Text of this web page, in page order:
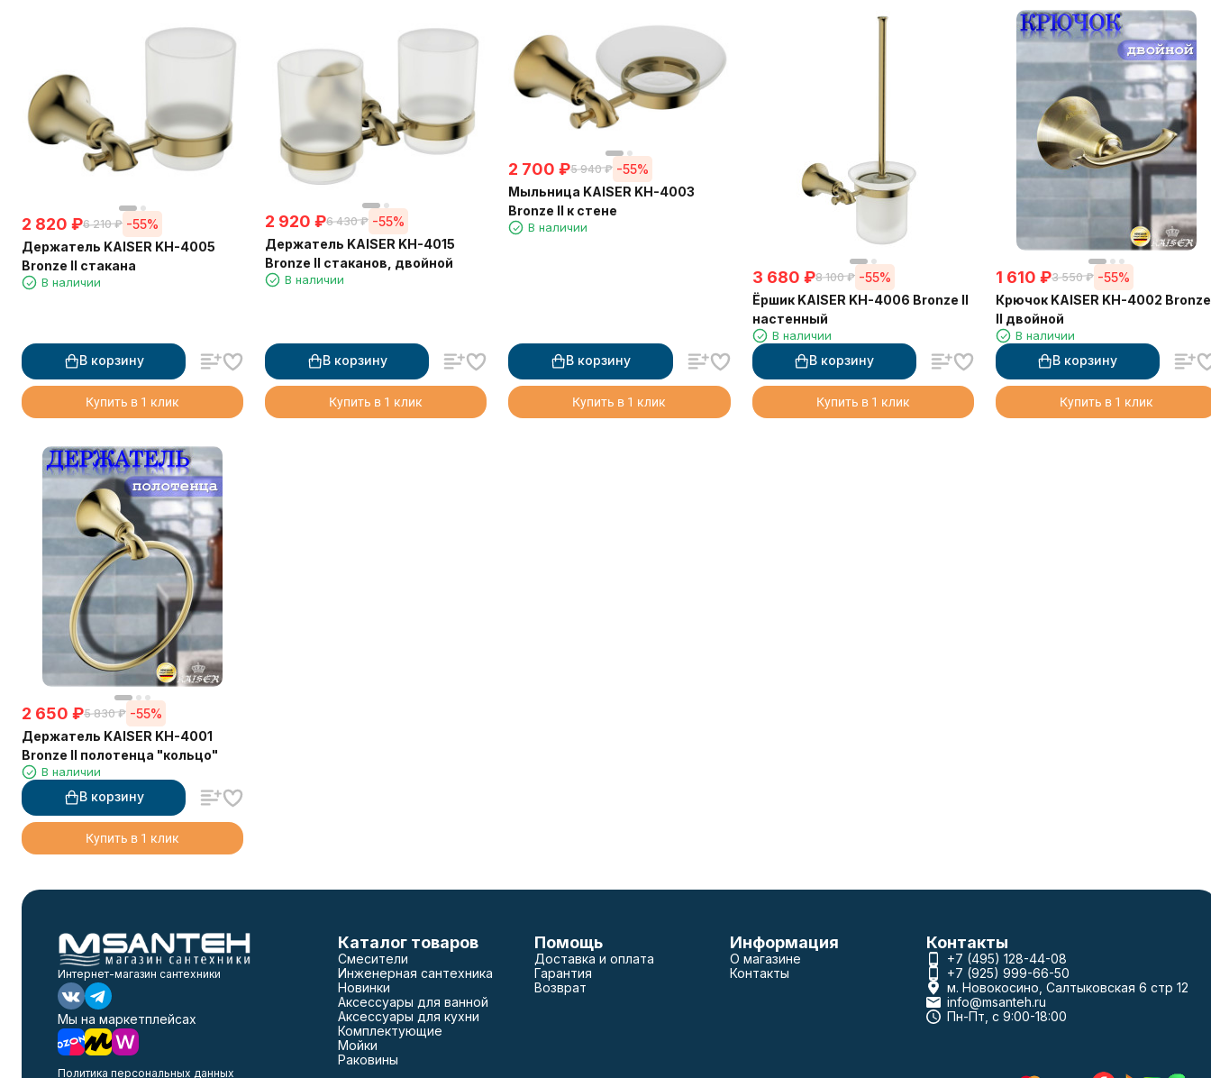
2 820 ₽6 210 ₽ -55%
Держатель KAISER KH-4005
Bronze II стакана
В наличии
В корзину
Купить в 1 клик
2 920 ₽6 430 ₽ -55%
Держатель KAISER KH-4015
Bronze II стаканов, двойной
В наличии
В корзину
Купить в 1 клик
2 700 ₽5 940 ₽ -55%
Мыльница KAISER KH-4003
Bronze II к стене
В наличии
В корзину
Купить в 1 клик
3 680 ₽8 100 ₽ -55%
Ёршик KAISER KH-4006 Bronze II
настенный
В наличии
В корзину
Купить в 1 клик
1 610 ₽3 550 ₽ -55%
Крючок KAISER KH-4002 Bronze
II двойной
В наличии
В корзину
Купить в 1 клик
2 650 ₽5 830 ₽ -55%
Держатель KAISER KH-4001
Bronze II полотенца "кольцо"
В наличии
В корзину
Купить в 1 клик
Интернет-магазин сантехники
Мы на маркетплейсах
Каталог товаров
Смесители
Инженерная сантехника
Новинки
Аксессуары для ванной
Аксессуары для кухни
Комплектующие
Мойки
Раковины
Помощь
Доставка и оплата
Гарантия
Возврат
Информация
О магазине
Контакты
Контакты
+7 (495) 128-44-08
+7 (925) 999-66-50
м. Новокосино, Салтыковская 6 стр 12
info@msanteh.ru
Пн-Пт, с 9:00-18:00
Политика персональных данных